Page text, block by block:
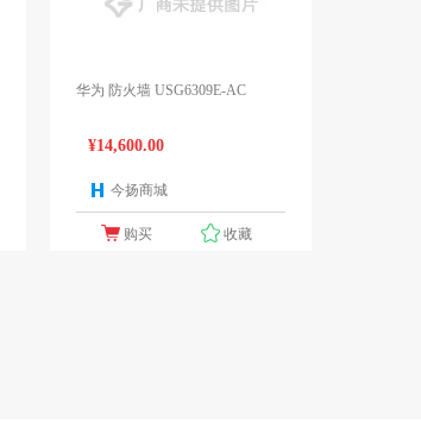
华为 防火墙 USG6309E-AC
¥14,600.00
今扬商城
购买 收藏